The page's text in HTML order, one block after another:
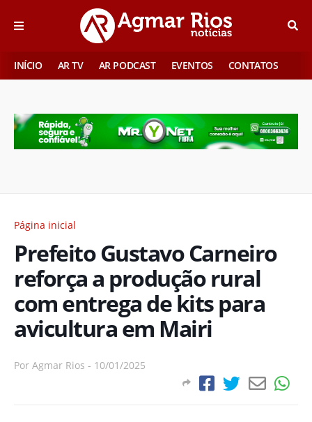
INÍCIO AR TV AR PODCAST EVENTOS CONTATOS
Página inicial
Prefeito Gustavo Carneiro
reforça a produção rural
com entrega de kits para
avicultura em Mairi
Por Agmar Rios - 10/01/2025